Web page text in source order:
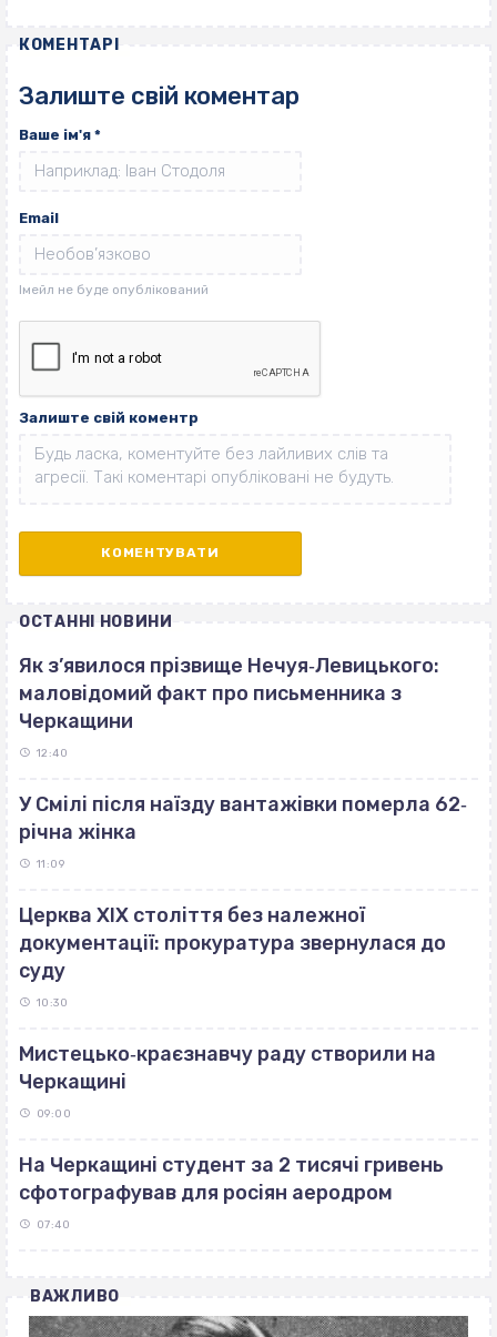
КОМЕНТАРІ
Залиште свій коментар
Ваше ім'я *
Email
Залиште свій коментр
ОСТАННІ НОВИНИ
Як з’явилося прізвище Нечуя‐Левицького:
маловідомий факт про письменника з
Черкащини
12:40
У Смілі після наїзду вантажівки померла 62‐
річна жінка
11:09
Церква ХІХ століття без належної
документації: прокуратура звернулася до
суду
10:30
Мистецько‐краєзнавчу раду створили на
Черкащині
09:00
На Черкащині студент за 2 тисячі гривень
сфотографував для росіян аеродром
07:40
ВАЖЛИВО